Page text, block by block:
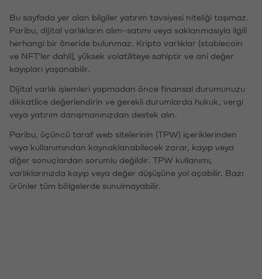
Bu sayfada yer alan bilgiler yatırım tavsiyesi niteliği taşımaz.
Paribu, dijital varlıkların alım-satımı veya saklanmasıyla ilgili
herhangi bir öneride bulunmaz. Kripto varlıklar (stablecoin
ve NFT'ler dahil), yüksek volatiliteye sahiptir ve ani değer
kayıpları yaşanabilir.
Dijital varlık işlemleri yapmadan önce finansal durumunuzu
dikkatlice değerlendirin ve gerekli durumlarda hukuk, vergi
veya yatırım danışmanınızdan destek alın.
Paribu, üçüncü taraf web sitelerinin (TPW) içeriklerinden
veya kullanımından kaynaklanabilecek zarar, kayıp veya
diğer sonuçlardan sorumlu değildir. TPW kullanımı,
varlıklarınızda kayıp veya değer düşüşüne yol açabilir. Bazı
ürünler tüm bölgelerde sunulmayabilir.